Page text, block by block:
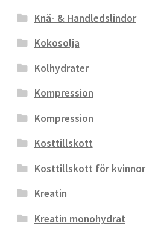
Knä- & Handledslindor
Kokosolja
Kolhydrater
Kompression
Kompression
Kosttillskott
Kosttillskott för kvinnor
Kreatin
Kreatin monohydrat